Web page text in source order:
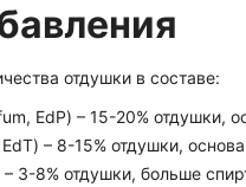
отдушки в составе:
EdP) – 15-20% отдушки,
– 8-15% отдушки,
3-8% отдушки, больше